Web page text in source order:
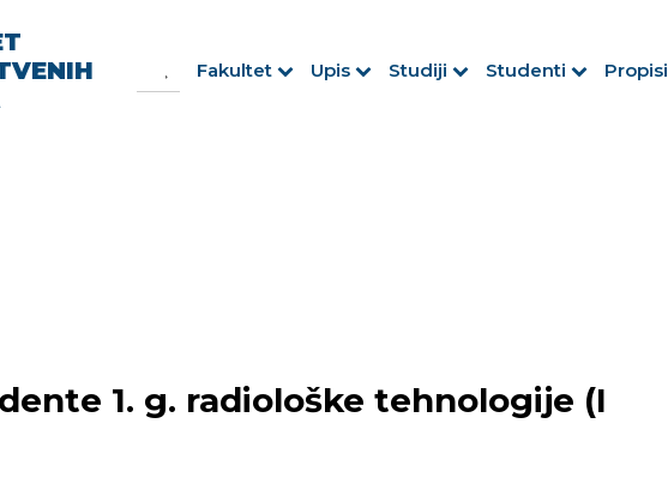
for:
Fakultet Upis Studiji Studenti Propisi
1. g. radiološke tehnologije (I